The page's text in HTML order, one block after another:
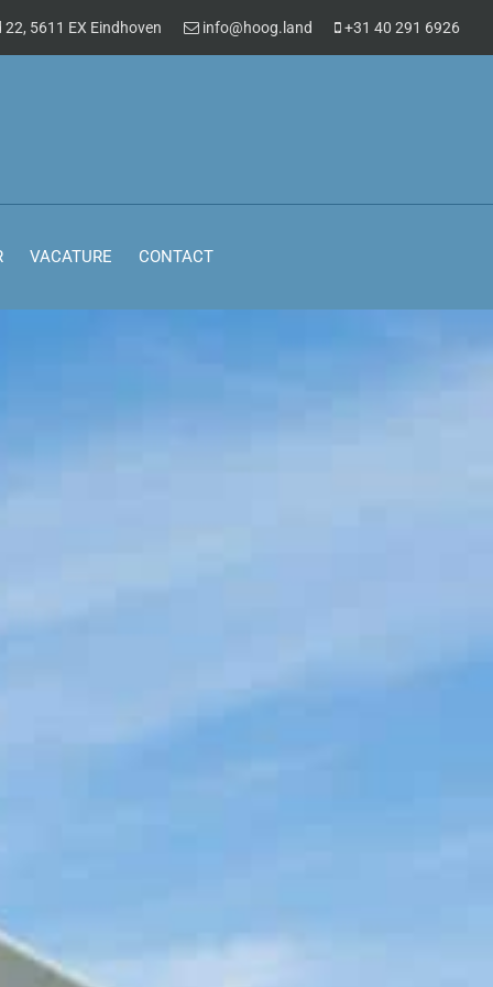
5611 EX Eindhoven info@hoog.land +31 40 291 6926
VACATURE CONTACT